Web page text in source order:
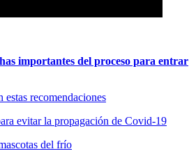
importantes del proceso para entrar
estas recomendaciones
evitar la propagación de Covid-19
del frío